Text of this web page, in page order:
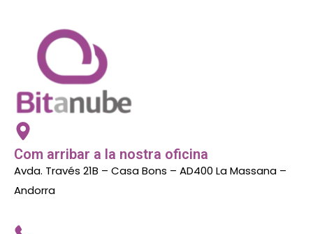
Com arribar a la nostra oficina
Avda. Través 21B – Casa Bons – AD400 La Massana –
Andorra